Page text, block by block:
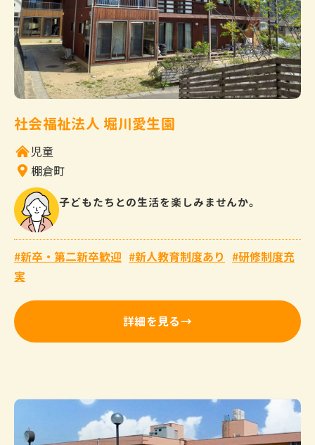
社会福祉法人 堀川愛生園
児童
棚倉町
子どもたちとの生活を楽しみませんか。
新卒・第二新卒歓迎 新人教育制度あり
研修制度充
実
詳細を見る